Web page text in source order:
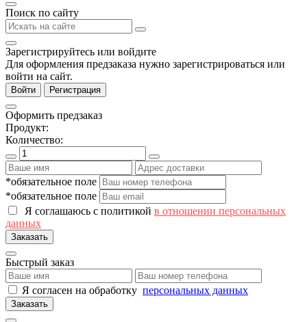
Поиск по сайту
Зарегистрируйтесь или войдите
Для оформления предзаказа нужно зарегистрироваться или
войти на сайт.
Войти Регистрация
Оформить предзаказ
Продукт:
Количество:
*обязательное поле
*обязательное поле
Я соглашаюсь с политикой в отношении персональных
данных
Заказать
Быстрый заказ
Я согласен на обработку персональных данных
Заказать